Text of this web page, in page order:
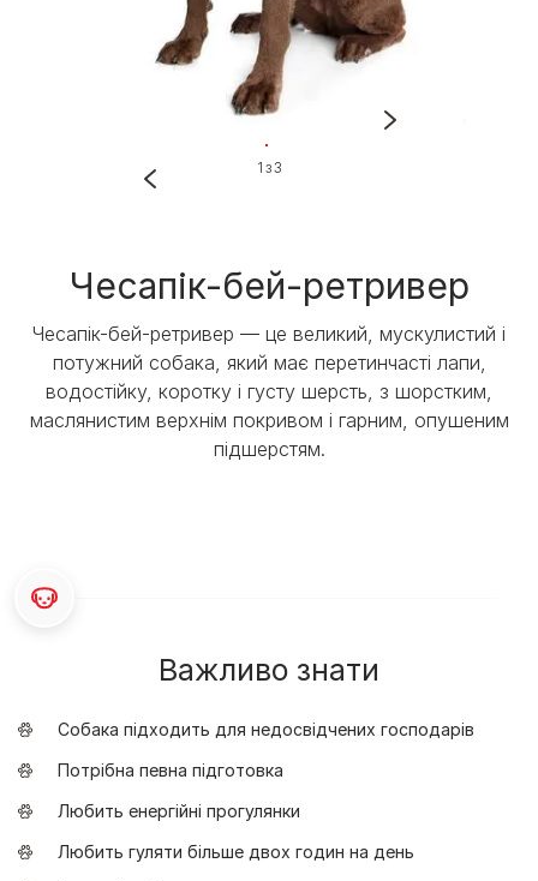
Чесапік-бей-ретривер
Чесапік-бей-ретривер — це великий, мускулистий і
потужний собака, який має перетинчасті лапи,
водостійку, коротку і густу шерсть, з шорстким,
маслянистим верхнім покривом і гарним, опушеним
підшерстям.
1 з 3
Важливо знати
Собака підходить для недосвідчених господарів
Потрібна певна підготовка
Любить енергійні прогулянки
Любить гуляти більше двох годин на день